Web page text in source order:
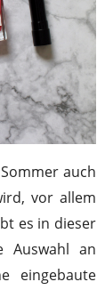
auch
vor allem
es in dieser
Auswahl an
eingebaute